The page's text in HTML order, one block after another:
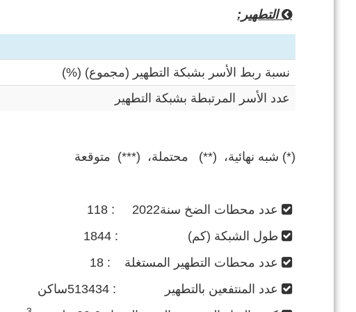
التطهير:
نسبة ربط الأسر بشبكة التطهير (مجموع) (%)
عدد الأسر المرتبطة بشبكة التطهير
(*) شبه نهائية، (**) محتملة، (***) متوقعة
عدد محطات الضخ سنة2022 : 118
طول الشبكة (كم) : 1844
عدد محطات التطهير المستغلة : 18
عدد المنتفعين بالتطهير : 513434ساكن